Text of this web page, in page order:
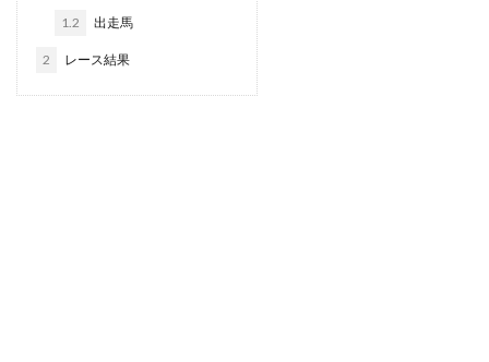
1.2 出走馬
2 レース結果